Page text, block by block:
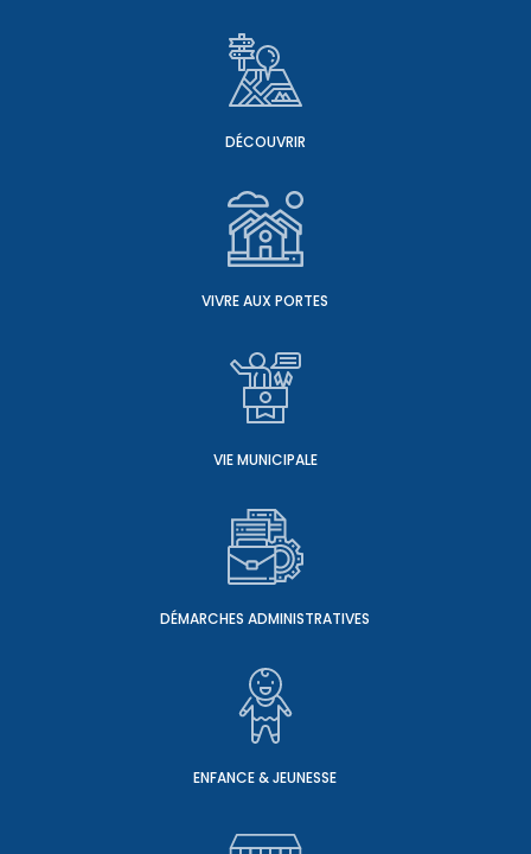
DÉCOUVRIR
VIVRE AUX PORTES
VIE MUNICIPALE
DÉMARCHES ADMINISTRATIVES
ENFANCE & JEUNESSE